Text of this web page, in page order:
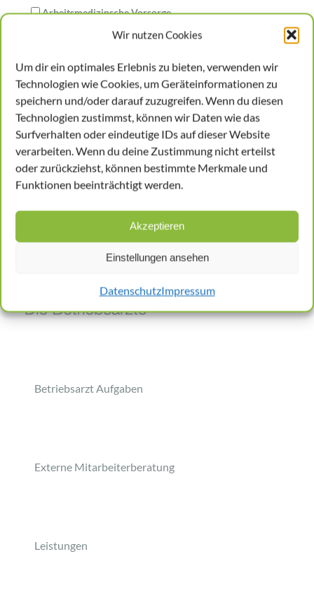
Wir nutzen Cookies
Um dir ein optimales Erlebnis zu bieten, verwenden wir
Technologien wie Cookies, um Geräteinformationen zu
speichern und/oder darauf zuzugreifen. Wenn du diesen
Technologien zustimmst, können wir Daten wie das
Surfverhalten oder eindeutige IDs auf dieser Website
verarbeiten. Wenn du deine Zustimmung nicht erteilst
oder zurückziehst, können bestimmte Merkmale und
Funktionen beeinträchtigt werden.
Akzeptieren
Einstellungen ansehen
DatenschutzImpressum
Arbeitsmedizinsche Vorsorge
In welcher Branche ist Ihr Unternehmen
Wieviel Mitarbeiter sind
sozialversicherungspflichtig*
Betriebsarzt Aufgaben
Externe Mitarbeiterberatung
Leistungen